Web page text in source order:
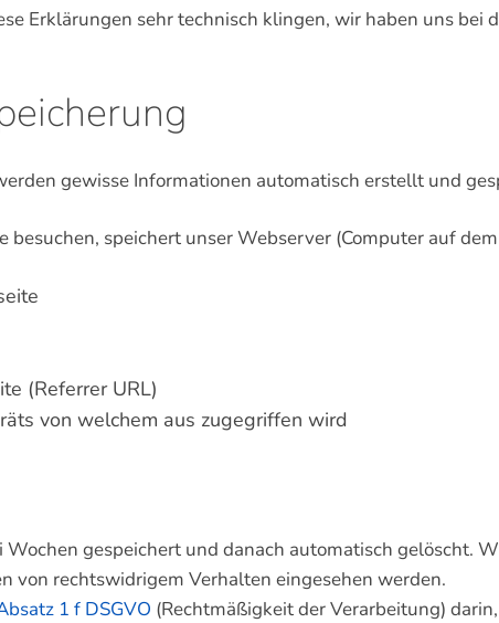
Erklärungen sehr technisch klingen, wir haben uns
gewisse Informationen automatisch erstellt und
besuchen, speichert unser Webserver (Computer auf
(Referrer URL)
von welchem aus zugegriffen wird
gespeichert und danach automatisch gelöscht.
von rechtswidrigem Verhalten eingesehen werden.
1 f DSGVO (Rechtmäßigkeit der Verarbeitung)